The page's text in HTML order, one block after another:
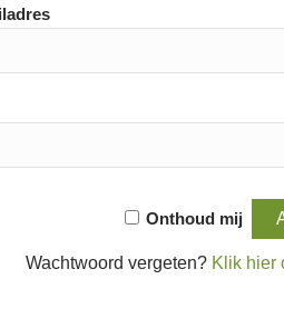
Onthoud mij
Wachtwoord vergeten? Klik hier